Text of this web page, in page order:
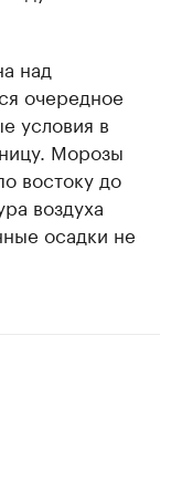
над
очередное
условия в
Морозы
востоку до
воздуха
осадки не